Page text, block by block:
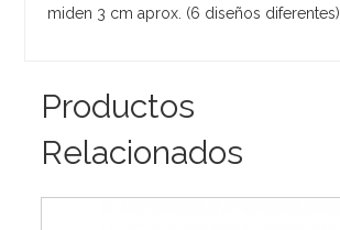
miden 3 cm aprox. (6 diseños diferentes)
Productos
Relacionados